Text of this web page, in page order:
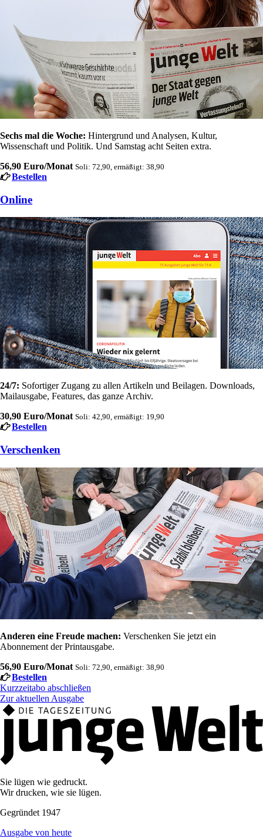
Sechs mal die Woche: Hintergrund und Analysen, Kultur,
Wissenschaft und Politik. Und Samstag acht Seiten extra.
56,90 Euro/Monat Soli: 72,90, ermäßigt: 38,90
Bestellen
Online
24/7: Sofortiger Zugang zu allen Artikeln und Beilagen. Downloads,
Mailausgabe, Features, das ganze Archiv.
30,90 Euro/Monat Soli: 42,90, ermäßigt: 19,90
Bestellen
Verschenken
Anderen eine Freude machen: Verschenken Sie jetzt ein
Abonnement der Printausgabe.
56,90 Euro/Monat Soli: 72,90, ermäßigt: 38,90
Bestellen
Kurzzeitabo abschließen
Zur aktuellen Ausgabe
Sie lügen wie gedruckt.
Wir drucken, wie sie lügen.
Gegründet 1947
Ausgabe von heute